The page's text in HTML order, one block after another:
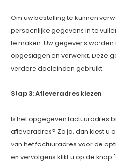
Om uw bestelling te kunnen
persoonlijke gegevens in te
te maken. Uw gegevens
opgeslagen en verwerkt. Deze
verdere doeleinden gebruikt.
Stap 3: Afleveradres kiezen
Is het opgegeven factuuradres
afleveradres? Zo ja, dan kiest u
van het factuuradres voor de
en vervolgens klikt u op de knop